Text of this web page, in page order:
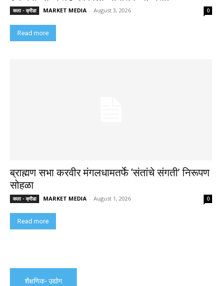
कला - क्रीडा MARKET MEDIA - August 3, 2026 0
Read more
ब्राह्मण सभा करवीर मंगलधामतर्फे ‘संतांचे संगती’ निरूपण
सोहळा
कला - क्रीडा MARKET MEDIA - August 1, 2026 0
Read more
शैक्षणिक- उद्योग